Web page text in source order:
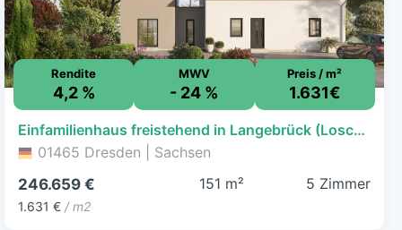
Rendite
4,2 %
MWV
- 24 %
Preis / m²
1.631€
Einfamilienhaus freistehend in Langebrück (Loschwitz)
01465 Dresden | Sachsen
246.659 €
1.631 € / m2
151 m² 5 Zimmer